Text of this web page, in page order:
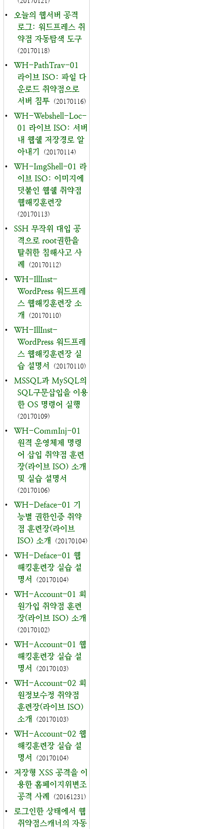
•
오늘의 웹서버 공격
로그: 워드프레스 취
약점 자동탐색 도구
(20170118)
•
WH-PathTrav-01
라이브 ISO: 파일 다
운로드 취약점으로
서버 침투 (20170116)
•
WH-Webshell-Loc-
01 라이브 ISO: 서버
내 웹쉘 저장경로 알
아내기
(20170114)
•
WH-ImgShell-01 라
이브 ISO: 이미지에
덧붙인 웹쉘 취약점
웹해킹훈련장
(20170113)
•
SSH 무작위 대입 공
격으로 root권한을
탈취한 침해사고 사
례
(20170112)
•
WH-IllInst-
WordPress 워드프레
스 웹해킹훈련장 소
개
(20170110)
•
WH-IllInst-
WordPress 워드프레
스 웹해킹훈련장 실
습 설명서
(20170110)
•
MSSQL과 MySQL의
SQL구문삽입을 이용
한 OS 명령어 실행
(20170109)
•
WH-CommInj-01
원격 운영체제 명령
어 삽입 취약점 훈련
장(라이브 ISO) 소개
및 실습 설명서
(20170106)
•
WH-Deface-01 기
능별 권한인증 취약
점 훈련장(라이브
ISO) 소개
(20170104)
•
WH-Deface-01 웹
해킹훈련장 실습 설
명서
(20170104)
•
WH-Account-01 회
원가입 취약점 훈련
장(라이브 ISO) 소개
(20170102)
•
WH-Account-01 웹
해킹훈련장 실습 설
명서
(20170103)
•
WH-Account-02 회
원정보수정 취약점
훈련장(라이브 ISO)
소개
(20170103)
•
WH-Account-02 웹
해킹훈련장 실습 설
명서
(20170104)
•
저장형 XSS 공격을 이
용한 홈페이지위변조
공격 사례
(20161231)
•
로그인한 상태에서 웹
취약점스캐너의 자동